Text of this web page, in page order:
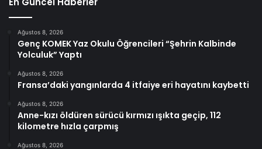
Ağustos 8, 2026
Genç KOMEK Yaz Okulu Öğrencileri “Şehrin Kalbinde
Yolculuk” Yaptı
Ağustos 8, 2026
Fransa’daki yangınlarda 4 itfaiye eri hayatını kaybetti
Ağustos 8, 2026
Anne-kızı öldüren sürücü kırmızı ışıkta geçip, 112
kilometre hızla çarpmış
Ağustos 8, 2026